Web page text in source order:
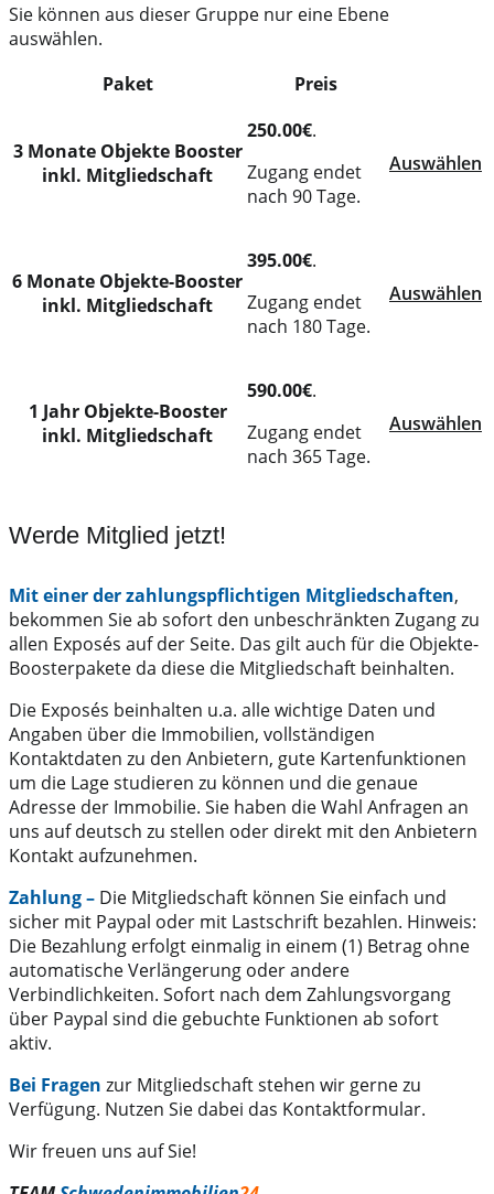
Sie können aus dieser Gruppe nur eine Ebene
auswählen.
Paket
Preis
3 Monate Objekte Booster
inkl. Mitgliedschaft
250.00€.
Zugang endet
nach 90 Tage.
Auswählen
6 Monate Objekte-Booster
inkl. Mitgliedschaft
395.00€.
Zugang endet
nach 180 Tage.
Auswählen
1 Jahr Objekte-Booster
inkl. Mitgliedschaft
590.00€.
Zugang endet
nach 365 Tage.
Auswählen
Werde Mitglied jetzt!
Mit einer der zahlungspflichtigen Mitgliedschaften,
bekommen Sie ab sofort den unbeschränkten Zugang zu
allen Exposés auf der Seite. Das gilt auch für die Objekte-
Boosterpakete da diese die Mitgliedschaft beinhalten.
Die Exposés beinhalten u.a. alle wichtige Daten und
Angaben über die Immobilien, vollständigen
Kontaktdaten zu den Anbietern, gute Kartenfunktionen
um die Lage studieren zu können und die genaue
Adresse der Immobilie. Sie haben die Wahl Anfragen an
uns auf deutsch zu stellen oder direkt mit den Anbietern
Kontakt aufzunehmen.
Zahlung – Die Mitgliedschaft können Sie einfach und
sicher mit Paypal oder mit Lastschrift bezahlen. Hinweis:
Die Bezahlung erfolgt einmalig in einem (1) Betrag ohne
automatische Verlängerung oder andere
Verbindlichkeiten. Sofort nach dem Zahlungsvorgang
über Paypal sind die gebuchte Funktionen ab sofort
aktiv.
Bei Fragen zur Mitgliedschaft stehen wir gerne zu
Verfügung. Nutzen Sie dabei das Kontaktformular.
Wir freuen uns auf Sie!